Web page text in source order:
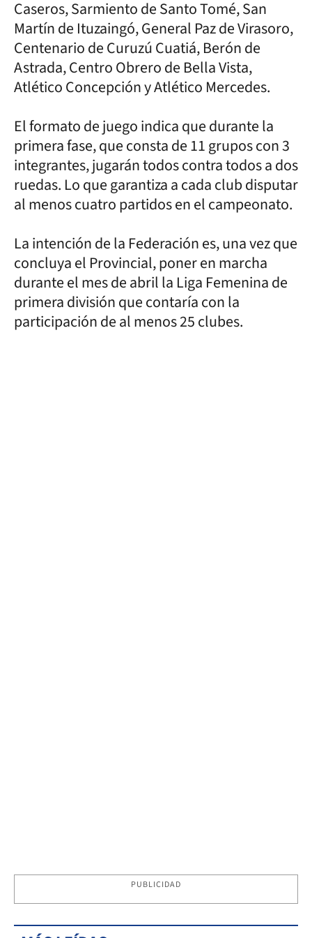
Caseros, Sarmiento de Santo Tomé, San
Martín de Ituzaingó, General Paz de Virasoro,
Centenario de Curuzú Cuatiá, Berón de
Astrada, Centro Obrero de Bella Vista,
Atlético Concepción y Atlético Mercedes.
El formato de juego indica que durante la
primera fase, que consta de 11 grupos con 3
integrantes, jugarán todos contra todos a dos
ruedas. Lo que garantiza a cada club disputar
al menos cuatro partidos en el campeonato.
La intención de la Federación es, una vez que
concluya el Provincial, poner en marcha
durante el mes de abril la Liga Femenina de
primera división que contaría con la
participación de al menos 25 clubes.
PUBLICIDAD